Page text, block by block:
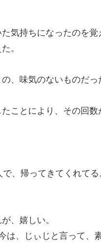
気持ちになったのを覚
。
、味気のないものだっ
ことにより、その回
、帰ってきてくれてる
、嬉しい。
、じぃじと言って、